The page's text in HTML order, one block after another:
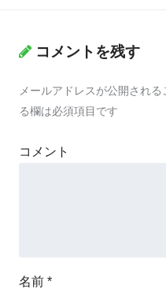
コメントを残す
メールアドレスが公開される
る欄は必須項目です
コメント
名前 *